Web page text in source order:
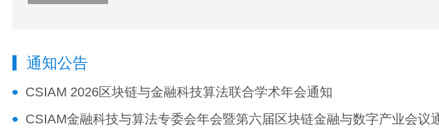
通知公告
CSIAM 2026区块链与金融科技算法联合学术年会通知
CSIAM金融科技与算法专委会年会暨第六届区块链金融与数字产业会议